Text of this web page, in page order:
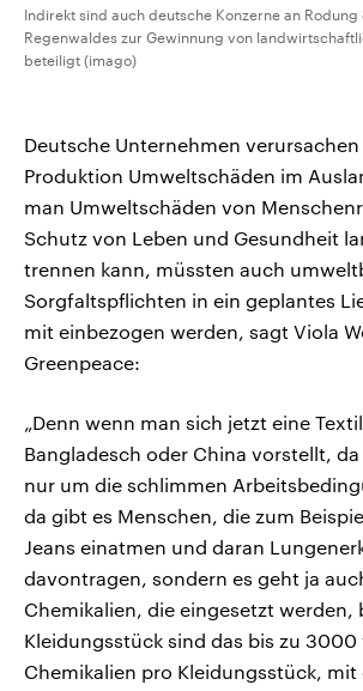
Indirekt sind auch deutsche Konzerne an Rodung
Regenwaldes zur Gewinnung von
beteiligt (imago)
Deutsche Unternehmen
Produktion Umweltschäden im
man Umweltschäden von
Schutz von Leben und Gesundheit
trennen kann, müssten auch
Sorgfaltspflichten in ein geplantes
mit einbezogen werden, sagt Viola
Greenpeace:
„Denn wenn man sich jetzt eine
Bangladesch oder China vorstellt,
nur um die schlimmen
da gibt es Menschen, die zum
Jeans einatmen und daran
davontragen, sondern es geht ja
Chemikalien, die eingesetzt werden,
Kleidungsstück sind das bis zu 3000
Chemikalien pro Kleidungsstück, mit